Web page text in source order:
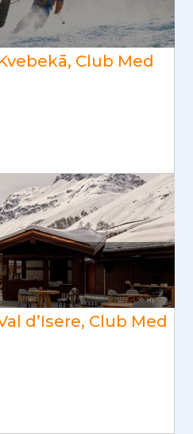
Club Med
d’Isere, Club Med